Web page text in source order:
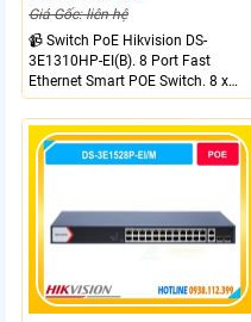
Giá Gốc: liên hệ
📹 Switch PoE Hikvision DS-
3E1310HP-EI(B). 8 Port Fast
Ethernet Smart POE Switch. 8 x
10/100M PoE Ports, 2 x Gigabit
Uplink Ports.